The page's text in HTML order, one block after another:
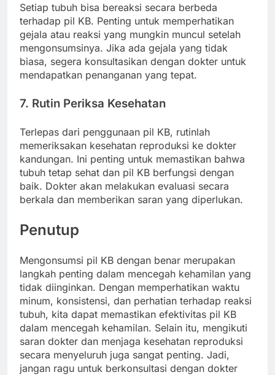
Setiap tubuh bisa bereaksi secara berbeda
terhadap pil KB. Penting untuk memperhatikan
gejala atau reaksi yang mungkin muncul setelah
mengonsumsinya. Jika ada gejala yang tidak
biasa, segera konsultasikan dengan dokter untuk
mendapatkan penanganan yang tepat.
7. Rutin Periksa Kesehatan
Terlepas dari penggunaan pil KB, rutinlah
memeriksakan kesehatan reproduksi ke dokter
kandungan. Ini penting untuk memastikan bahwa
tubuh tetap sehat dan pil KB berfungsi dengan
baik. Dokter akan melakukan evaluasi secara
berkala dan memberikan saran yang diperlukan.
Penutup
Mengonsumsi pil KB dengan benar merupakan
langkah penting dalam mencegah kehamilan yang
tidak diinginkan. Dengan memperhatikan waktu
minum, konsistensi, dan perhatian terhadap reaksi
tubuh, kita dapat memastikan efektivitas pil KB
dalam mencegah kehamilan. Selain itu, mengikuti
saran dokter dan menjaga kesehatan reproduksi
secara menyeluruh juga sangat penting. Jadi,
jangan ragu untuk berkonsultasi dengan dokter